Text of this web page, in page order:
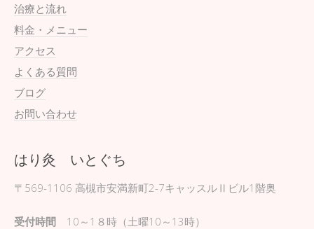
治療と流れ
料金・メニュー
アクセス
よくある質問
ブログ
お問い合わせ
はり灸 いとぐち
〒569-1106 高槻市安満新町2-7キャッスルⅡビル1階奥
受付時間 10～1８時（土曜10～13時）